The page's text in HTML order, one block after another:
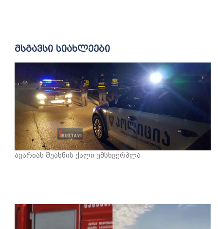
მსგავსი სიახლეები
ავარიას შუახნის ქალი ემსხვერპლა